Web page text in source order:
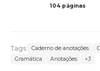
104 páginas
Tags: Caderno de anotações
Gramática
Anotações +3